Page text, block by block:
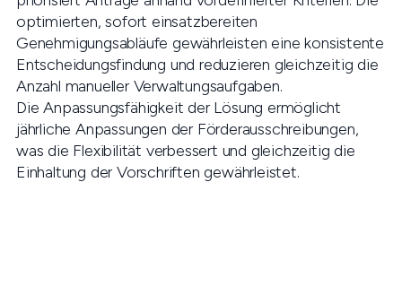
optimierten, sofort einsatzbereiten
Genehmigungsabläufe gewährleisten eine konsistente
Entscheidungsfindung und reduzieren gleichzeitig die
Anzahl manueller Verwaltungsaufgaben.
Die Anpassungsfähigkeit der Lösung ermöglicht
jährliche Anpassungen der Förderausschreibungen,
was die Flexibilität verbessert und gleichzeitig die
Einhaltung der Vorschriften gewährleistet.